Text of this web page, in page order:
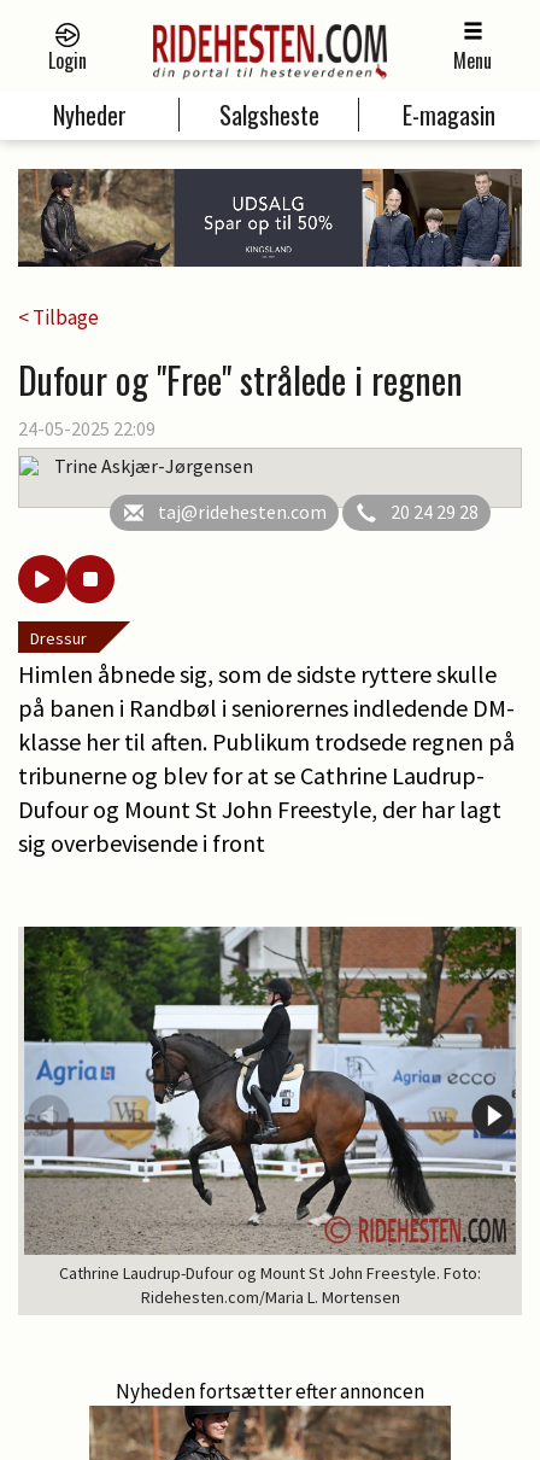
Login Menu
Nyheder Salgsheste E-magasin
< Tilbage
Dufour og "Free" strålede i regnen
24-05-2025 22:09
Trine Askjær-Jørgensen
taj@ridehesten.com
20 24 29 28
Dressur
Himlen åbnede sig, som de sidste ryttere skulle
på banen i Randbøl i seniorernes indledende DM-
klasse her til aften. Publikum trodsede regnen på
tribunerne og blev for at se Cathrine Laudrup-
Dufour og Mount St John Freestyle, der har lagt
sig overbevisende i front
Cathrine Laudrup-Dufour og Mount St John Freestyle. Foto:
Ridehesten.com/Maria L. Mortensen
Nyheden fortsætter efter annoncen